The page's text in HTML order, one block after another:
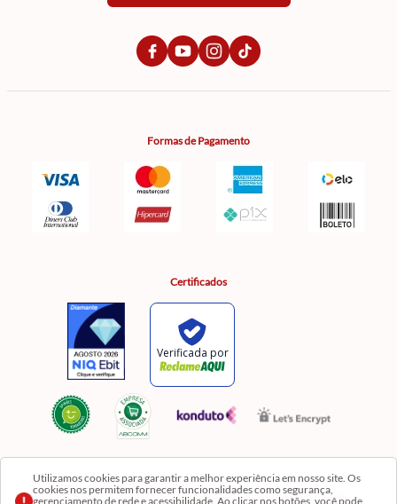
Utilizamos cookies para garantir a melhor experiência em nosso site. Os
cookies nos permitem fornecer funcionalidades como segurança,
gerenciamento de rede e acessibilidade. Ao clicar nos botões, você pode
Formas de Pagamento
Certificados
Razão Social: Comercial Luzia Meire de Gêneros Alimentícios LTDA | CNPJ: